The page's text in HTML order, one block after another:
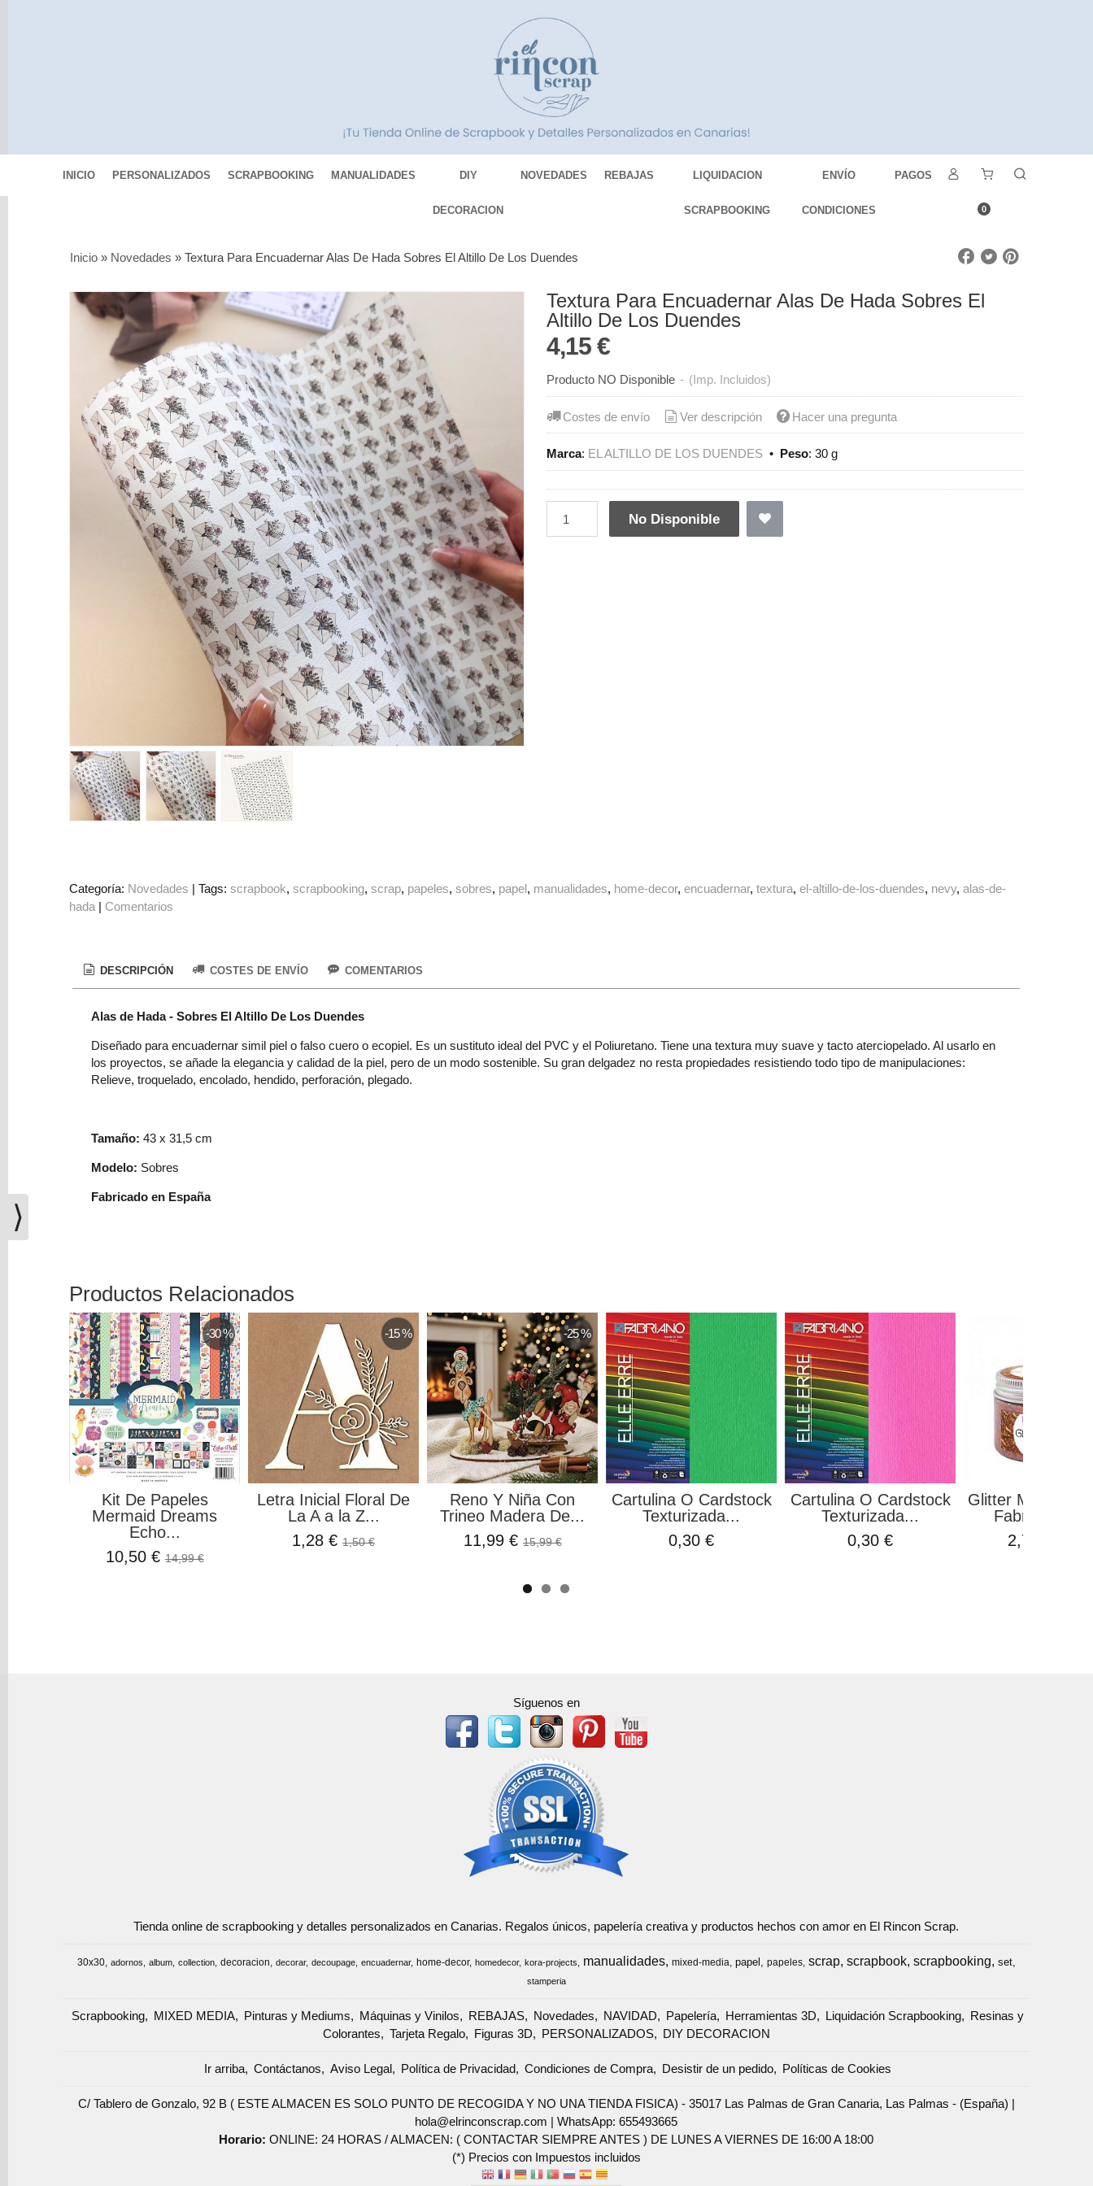
INICIO PERSONALIZADOS SCRAPBOOKING MANUALIDADES DIY
DECORACION
NOVEDADES REBAJAS LIQUIDACION
SCRAPBOOKING
ENVÍO
CONDICIONES
PAGOS
0
MIXED
MEDIA
Mediums
Máquinas
Tarjeta
Regalo
Figuras
DIY
DECORACION
Carrito
compra
Sociales
Instagram
Facebook
Youtube
Inicio » Novedades »Textura Para Encuadernar Alas De Hada Sobres El Altillo De Los Duendes
Textura Para Encuadernar Alas De Hada Sobres El
Altillo De Los Duendes
4,15 €
Producto NO Disponible - (Imp. Incluidos)
Costes de envío Ver descripción Hacer una pregunta
Marca: EL ALTILLO DE LOS DUENDES • Peso:30 g
No Disponible
Categoría: Novedades |Tags:scrapbook scrapbooking scrap papeles sobres papel manualidades home-decor encuadernar textura el-altillo-de-los-duendes nevy alas-de-
hada | Comentarios
DESCRIPCIÓN COSTES DE ENVÍO COMENTARIOS
Alas de Hada - Sobres El Altillo De Los Duendes
Diseñado para encuadernar simil piel o falso cuero o ecopiel. Es un sustituto ideal del PVC y el Poliuretano. Tiene una textura muy suave y tacto aterciopelado. Al usarlo en
los proyectos, se añade la elegancia y calidad de la piel, pero de un modo sostenible. Su gran delgadez no resta propiedades resistiendo todo tipo de manipulaciones:
Relieve, troquelado, encolado, hendido, perforación, plegado.
Tamaño: 43 x 31,5 cm
Modelo: Sobres
Fabricado en España
Productos Relacionados
-30 %
Kit De Papeles
Mermaid Dreams
Echo...
10,50 € 14,99 €
-15 %
Letra Inicial Floral De
La A a la Z...
1,28 €1,50 €
-25 %
Reno Y Niña Con
Trineo Madera De...
11,99 € 15,99 €
Cartulina O Cardstock
Texturizada...
0,30 €
Cartulina O Cardstock
Texturizada...
0,30 €
Glitter Mousse
Fabrika
2,75 €
Síguenos en
Tienda online de scrapbooking y detalles personalizados en Canarias. Regalos únicos, papelería creativa y productos hechos con amor en El Rincon Scrap.
30x30 adornos album collection decoracion decorar decoupage encuadernar home-decor homedecor kora-projects manualidades mixed-media papel papeles scrap scrapbook scrapbooking set
stamperia
Scrapbooking MIXED MEDIA Pinturas y Mediums Máquinas y Vinilos REBAJAS Novedades NAVIDAD Papelería Herramientas 3D Liquidación Scrapbooking
Resinas y
Colorantes
Tarjeta Regalo Figuras 3D PERSONALIZADOS DIY DECORACION
Ir arriba Contáctanos Aviso Legal Política de Privacidad Condiciones de Compra Desistir de un pedido Políticas de Cookies
C/ Tablero de Gonzalo, 92 B ( ESTE ALMACEN ES SOLO PUNTO DE RECOGIDA Y NO UNA TIENDA FISICA) - 35017 Las Palmas de Gran Canaria, Las Palmas - (España) |
hola@elrinconscrap.com |WhatsApp: 655493665
Horario:ONLINE: 24 HORAS / ALMACEN: ( CONTACTAR SIEMPRE ANTES ) DE LUNES A VIERNES DE 16:00 A 18:00
(*) Precios con Impuestos incluidos
⟩